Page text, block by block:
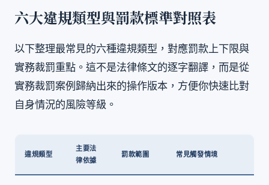
六大違規類型與罰款標準對照表
以下整理最常見的六種違規類型，對應罰款上下限與
實務裁罰重點。這不是法律條文的逐字翻譯，而是從
實務裁罰案例歸納出來的操作版本，方便你快速比對
自身情況的風險等級。
違規類型
主要法
律依據
罰款範圍 常見觸發情境